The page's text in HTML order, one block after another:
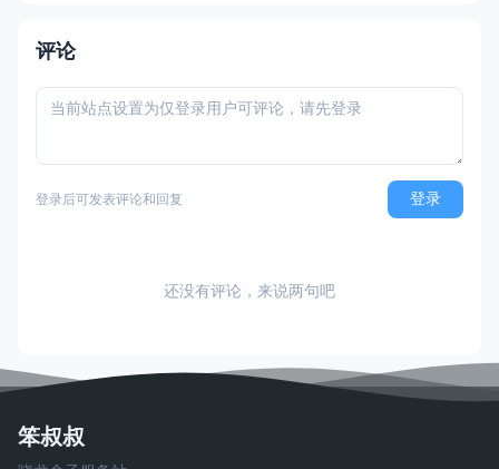
评论
登录后可发表评论和回复 登录
还没有评论，来说两句吧
笨叔叔